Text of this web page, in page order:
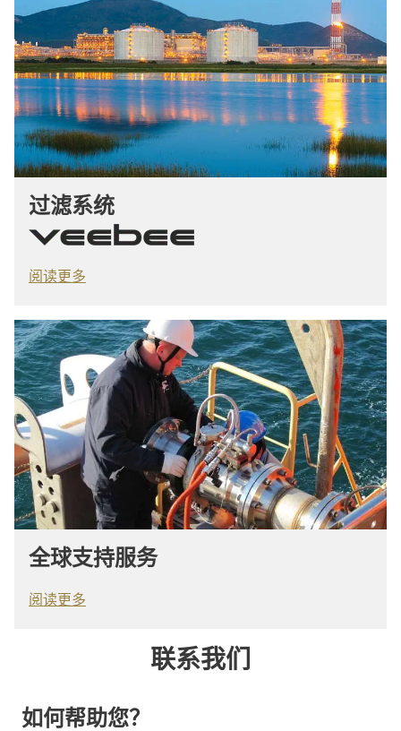
过滤系统
阅读更多
全球支持服务
阅读更多
联系我们
如何帮助您？